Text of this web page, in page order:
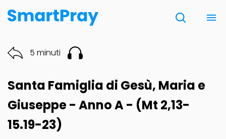
Chi siamo
Contatti
Donazione
5 minuti
Santa Famiglia di Gesù, Maria e
Giuseppe - Anno A - (Mt 2,13-
15.19-23)